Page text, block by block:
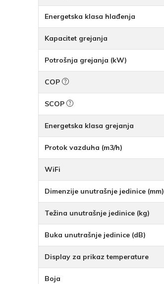
Energetska klasa hlađenja
Kapacitet grejanja
Potrošnja grejanja (kW)
COP
SCOP
Energetska klasa grejanja
Protok vazduha (m3/h)
WiFi
Dimenzije unutrašnje jedinice (mm)
Težina unutrašnje jedinice (kg)
Buka unutrašnje jedinice (dB)
Display za prikaz temperature
Boja